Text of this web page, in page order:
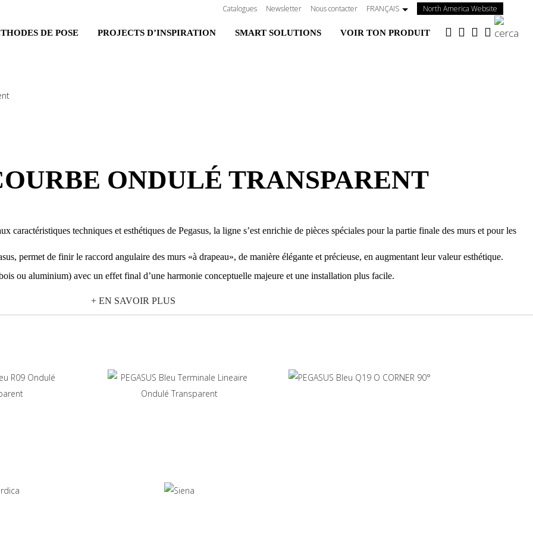
Catalogues Newsletter Nous contacter FRANÇAIS North America Website
dans
un
DE POSE PROJECTS D’INSPIRATION SMART SOLUTIONS VOIR TON PRODUIT
ONDULÉ TRANSPARENT
caractéristiques techniques et esthétiques de Pegasus, la ligne s’est enrichie de pièces spéciales pour la partie finale des murs et pour les
permet de finir le raccord angulaire des murs «à drapeau», de manière élégante et précieuse, en augmentant leur valeur esthétique.
ou aluminium) avec un effet final d’une harmonie conceptuelle majeure et une installation plus facile.
dessine de nouvelles formes géométriques, avec des murs perméables au passage de la lumière, mais protégeant des regards indiscrets.
+ EN SAVOIR PLUS